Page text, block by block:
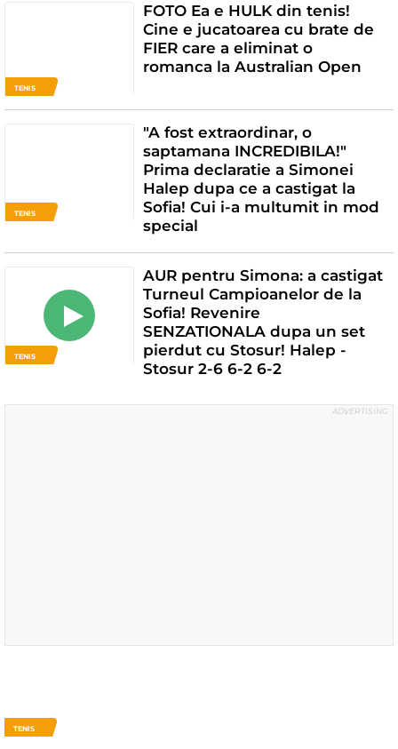
TENIS
FOTO Ea e HULK din tenis!
Cine e jucatoarea cu brate de
FIER care a eliminat o
romanca la Australian Open
TENIS
"A fost extraordinar, o
saptamana INCREDIBILA!"
Prima declaratie a Simonei
Halep dupa ce a castigat la
Sofia! Cui i-a multumit in mod
special
TENIS
AUR pentru Simona: a castigat
Turneul Campioanelor de la
Sofia! Revenire
SENZATIONALA dupa un set
pierdut cu Stosur! Halep -
Stosur 2-6 6-2 6-2
TENIS